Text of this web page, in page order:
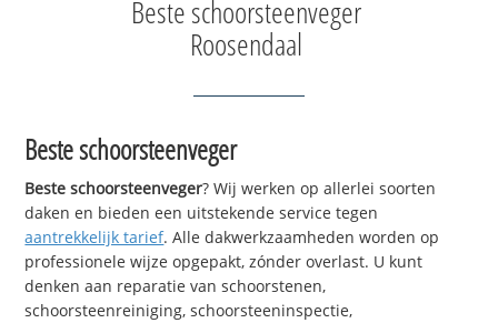
Beste schoorsteenveger
Roosendaal
Beste schoorsteenveger
Beste schoorsteenveger? Wij werken op allerlei soorten
daken en bieden een uitstekende service tegen
aantrekkelijk tarief. Alle dakwerkzaamheden worden op
professionele wijze opgepakt, zónder overlast. U kunt
denken aan reparatie van schoorstenen,
schoorsteenreiniging, schoorsteeninspectie,